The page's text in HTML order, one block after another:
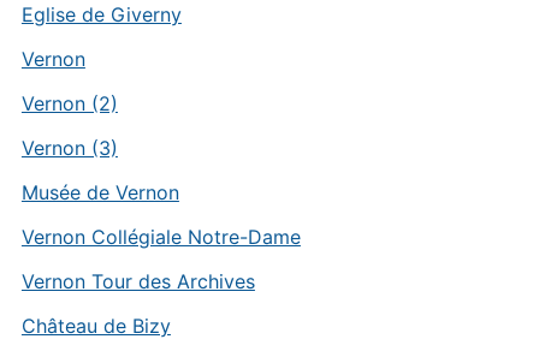
Eglise de Giverny
Vernon
Vernon (2)
Vernon (3)
Musée de Vernon
Vernon Collégiale Notre-Dame
Vernon Tour des Archives
Château de Bizy